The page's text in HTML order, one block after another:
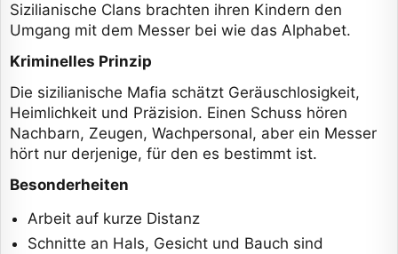
Sizilianische Clans brachten ihren Kindern den
Umgang mit dem Messer bei wie das Alphabet.
Kriminelles Prinzip
Die sizilianische Mafia schätzt Geräuschlosigkeit,
Heimlichkeit und Präzision. Einen Schuss hören
Nachbarn, Zeugen, Wachpersonal, aber ein Messer
hört nur derjenige, für den es bestimmt ist.
Besonderheiten
Arbeit auf kurze Distanz
Schnitte an Hals, Gesicht und Bauch sind